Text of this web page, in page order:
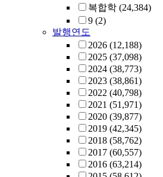
복합학 (24,384)
9 (2)
발행연도
2026 (12,188)
2025 (37,098)
2024 (38,773)
2023 (38,861)
2022 (40,798)
2021 (51,971)
2020 (39,877)
2019 (42,345)
2018 (58,762)
2017 (60,557)
2016 (63,214)